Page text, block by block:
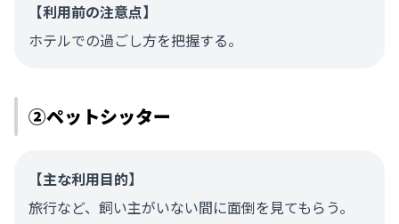
【利用前の注意点】
ホテルでの過ごし方を把握する。
②ペットシッター
【主な利用目的】
旅行など、飼い主がいない間に面倒を見てもらう。